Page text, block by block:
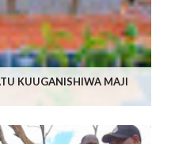
KUUGANISHIWA MAJI